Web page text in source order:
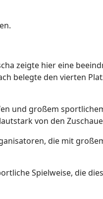
zeigte hier eine
belegte den vierten
und großem
von den
die mit
Spielweise, die